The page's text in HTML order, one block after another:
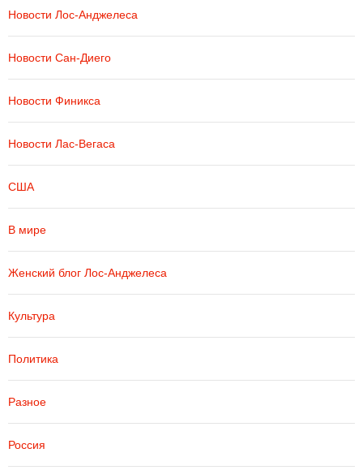
Новости Лос-Анджелеса
Новости Сан-Диего
Новости Финикса
Новости Лас-Вегаса
США
В мире
Женский блог Лос-Анджелеса
Культура
Политика
Разное
Россия